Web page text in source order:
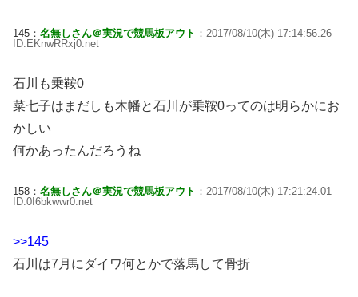
145： 名無しさん＠実況で競馬板アウト ：2017/08/10(木) 17:14:56.26
ID:EKnwRRxj0.net
石川も乗鞍0
菜七子はまだしも木幡と石川が乗鞍0ってのは明らかにお
かしい
何かあったんだろうね
158： 名無しさん＠実況で競馬板アウト ：2017/08/10(木) 17:21:24.01
ID:0I6bkwwr0.net
>>145
石川は7月にダイワ何とかで落馬して骨折